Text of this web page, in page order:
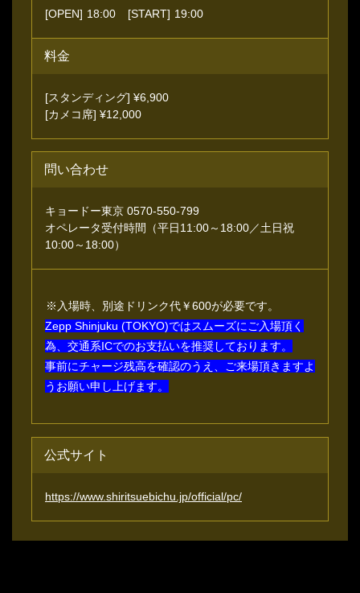
[OPEN] 18:00 [START] 19:00
料金
[スタンディング] ¥6,900
[カメコ席] ¥12,000
問い合わせ
キョードー東京 0570-550-799
オペレータ受付時間（平日11:00～18:00／土日祝
10:00～18:00）
※入場時、別途ドリンク代￥600が必要です。
Zepp Shinjuku (TOKYO)ではスムーズにご入場頂く
為、交通系ICでのお支払いを推奨しております。
事前にチャージ残高を確認のうえ、ご来場頂きますよ
うお願い申し上げます。
公式サイト
https://www.shiritsuebichu.jp/official/pc/